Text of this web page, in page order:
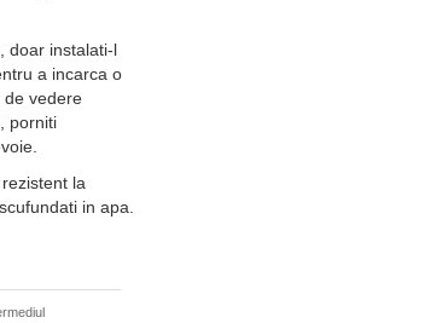
doar instalati-l
a incarca o
de vedere
porniti
la
in apa.